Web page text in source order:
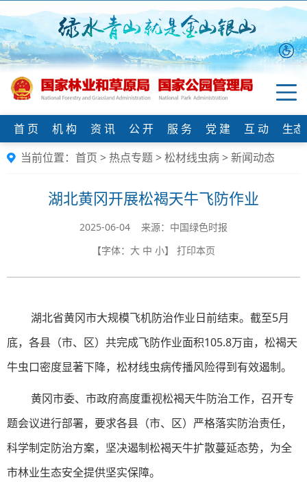
首 页 机 构 资 讯 公 开 服 务 党 建 互 动
生
当前位置： 首页 > 热点专题>松材线虫病>新闻动态
湖北黄冈开展松褐天牛飞防作业
2025-06-04 来源：中国绿色时报
【字体： 大 中 小】 打印本页
湖北省黄冈市大规模飞机防治作业日前结束。截至5月
底，各县（市、区）共完成飞防作业面积105.8万亩，松褐天
牛虫口密度显著下降，松材线虫病传播风险得到有效遏制。
黄冈市委、市政府高度重视松褐天牛防治工作，召开专
题会议进行部署，要求各县（市、区）严格落实防治责任，
科学制定防治方案，坚决遏制松褐天牛扩散蔓延态势，为全
市林业生态安全提供坚实保障。